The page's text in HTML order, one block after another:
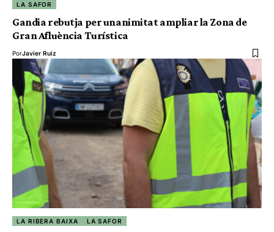
LA SAFOR
Gandia rebutja per unanimitat ampliar la Zona de
Gran Afluència Turística
PorJavier Ruiz
LA RIBERA BAIXA LA SAFOR